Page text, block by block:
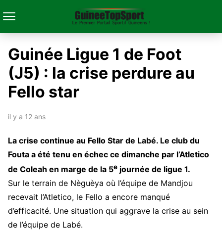
Guinée Ligue 1 de Foot
(J5) : la crise perdure au
Fello star
il y a 12 ans
La crise continue au Fello Star de Labé. Le club du
Fouta a été tenu en échec ce dimanche par l’Atletico
de Coleah en marge de la 5e journée de ligue 1.
Sur le terrain de Nèguèya où l’équipe de Mandjou
recevait l’Atletico, le Fello a encore manqué
d’efficacité. Une situation qui aggrave la crise au sein
de l’équipe de Labé.